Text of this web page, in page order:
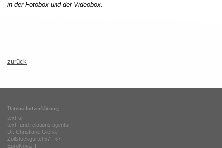
in der Fotobox und der Videobox.
zurück
Datenschutzerklärung
text-ur
text- und relations agentur
Dr. Christiane Gierke
Zollstockgürtel 57 - 67
EuroNova III